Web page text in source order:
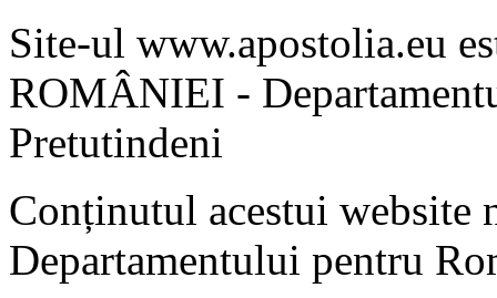
Site-ul www.apostolia.eu
ROMÂNIEI -
Pretutindeni
Conținutul acestui website
Departamentului pentru